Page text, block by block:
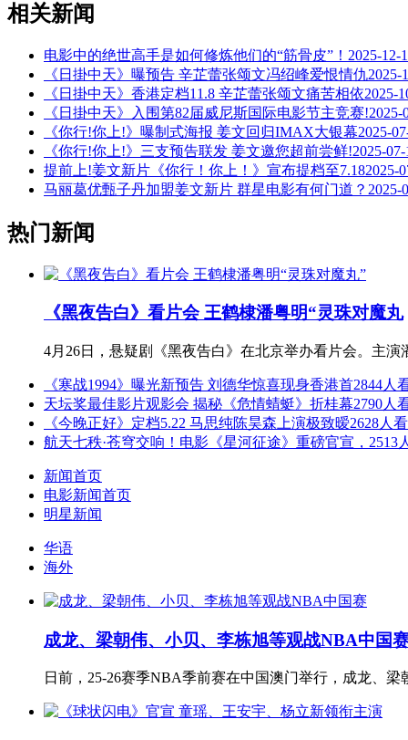
相关新闻
电影中的绝世高手是如何修炼他们的“筋骨皮”！ 2025-12-
《日掛中天》曝预告 辛芷蕾张颂文冯绍峰爱恨情仇2025-
《日掛中天》香港定档11.8 辛芷蕾张颂文痛苦相依2025-
《日掛中天》入围第82届威尼斯国际电影节主竞赛!2025-
《你行!你上!》曝制式海报 姜文回归IMAX大银幕2025-
《你行!你上!》三支预告联发 姜文邀您超前尝鲜!2025-07-
提前上!姜文新片《你行！你上！》宣布提档至7.182025-
马丽葛优甄子丹加盟姜文新片 群星电影有何门道？ 2025-
热门新闻
《黑夜告白》看片会 王鹤棣潘粤明“灵珠对魔丸
4月26日，悬疑剧《黑夜告白》在北京举办看片会。主
《寒战1994》曝光新预告 刘德华惊喜现身香港首2844人
天坛奖最佳影片观影会 揭秘《危情蜻蜓》折桂幕2790人
《今晚正好》定档5.22 马思纯陈昊森上演极致暧2628人
航天七秩·苍穹交响！电影《星河征途》重磅官宣， 2513
新闻首页
电影新闻首页
明星新闻
华语
海外
成龙、梁朝伟、小贝、李栋旭等观战NBA中国
日前，25-26赛季NBA季前赛在中国澳门举行，成龙、